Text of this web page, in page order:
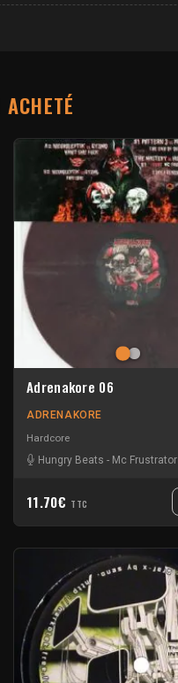
ACHETÉ
Adrenakore 06
ADRENAKORE
Hardcore
Hungry Beats - Mc Frustrator
11.70€ TTC